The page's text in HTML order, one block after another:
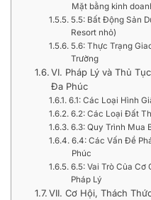
Mặt bằng kinh
5.5: Bất Động Sản
Resort nhỏ)
5.6: Thực Trạng
Trường
VI. Pháp Lý và Thủ
Đa Phúc
6.1: Các Loại Hình
6.2: Các Loại Đất
6.3: Quy Trình Mua
6.4: Các Vấn Đề
Phúc
6.5: Vai Trò Của Cơ
Pháp Lý
VII. Cơ Hội, Thách